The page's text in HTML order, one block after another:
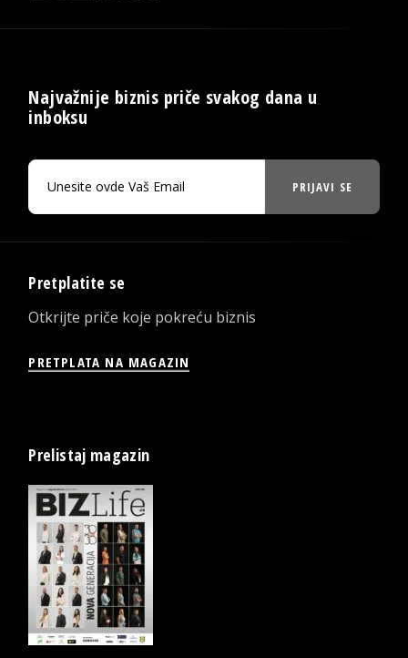
Najvažnije biznis priče svakog dana u
inboksu
PRIJAVI SE
Pretplatite se
Otkrijte priče koje pokreću biznis
PRETPLATA NA MAGAZIN
Prelistaj magazin